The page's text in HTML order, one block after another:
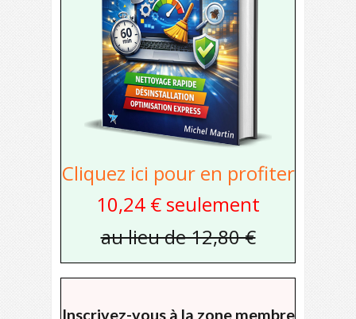
Cliquez ici pour en profiter
10,24 € seulement
au lieu de 12,80 €
Inscrivez-vous à la zone membre